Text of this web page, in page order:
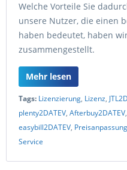
Welche Vorteile Sie
unsere Nutzer, die einen
haben bedeutet, haben
zusammengestellt.
Mehr lesen
Tags: Lizenzierung, Lizenz,
plenty2DATEV, Afterbuy2DATEV,
easybill2DATEV, Preisanpassung
Service